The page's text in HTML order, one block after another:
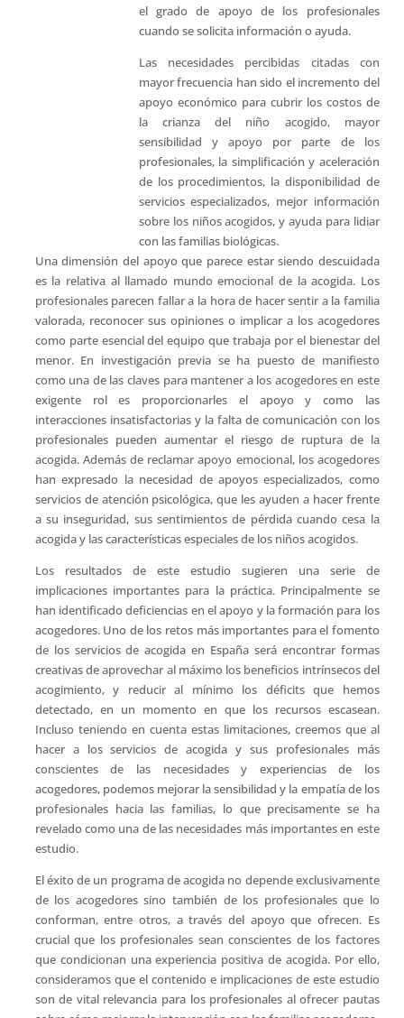
el grado de apoyo de los profesionales
cuando se solicita información o ayuda.
Las necesidades percibidas citadas con
mayor frecuencia han sido el incremento del
apoyo económico para cubrir los costos de
la crianza del niño acogido, mayor
sensibilidad y apoyo por parte de los
profesionales, la simplificación y aceleración
de los procedimientos, la disponibilidad de
servicios especializados, mejor información
sobre los niños acogidos, y ayuda para lidiar
con las familias biológicas.
Una dimensión del apoyo que parece estar siendo descuidada
es la relativa al llamado mundo emocional de la acogida. Los
profesionales parecen fallar a la hora de hacer sentir a la familia
valorada, reconocer sus opiniones o implicar a los acogedores
como parte esencial del equipo que trabaja por el bienestar del
menor. En investigación previa se ha puesto de manifiesto
como una de las claves para mantener a los acogedores en este
exigente rol es proporcionarles el apoyo y como las
interacciones insatisfactorias y la falta de comunicación con los
profesionales pueden aumentar el riesgo de ruptura de la
acogida. Además de reclamar apoyo emocional, los acogedores
han expresado la necesidad de apoyos especializados, como
servicios de atención psicológica, que les ayuden a hacer frente
a su inseguridad, sus sentimientos de pérdida cuando cesa la
acogida y las características especiales de los niños acogidos.
Los resultados de este estudio sugieren una serie de
implicaciones importantes para la práctica. Principalmente se
han identificado deficiencias en el apoyo y la formación para los
acogedores. Uno de los retos más importantes para el fomento
de los servicios de acogida en España será encontrar formas
creativas de aprovechar al máximo los beneficios intrínsecos del
acogimiento, y reducir al mínimo los déficits que hemos
detectado, en un momento en que los recursos escasean.
Incluso teniendo en cuenta estas limitaciones, creemos que al
hacer a los servicios de acogida y sus profesionales más
conscientes de las necesidades y experiencias de los
acogedores, podemos mejorar la sensibilidad y la empatía de los
profesionales hacia las familias, lo que precisamente se ha
revelado como una de las necesidades más importantes en este
estudio.
El éxito de un programa de acogida no depende exclusivamente
de los acogedores sino también de los profesionales que lo
conforman, entre otros, a través del apoyo que ofrecen. Es
crucial que los profesionales sean conscientes de los factores
que condicionan una experiencia positiva de acogida. Por ello,
consideramos que el contenido e implicaciones de este estudio
son de vital relevancia para los profesionales al ofrecer pautas